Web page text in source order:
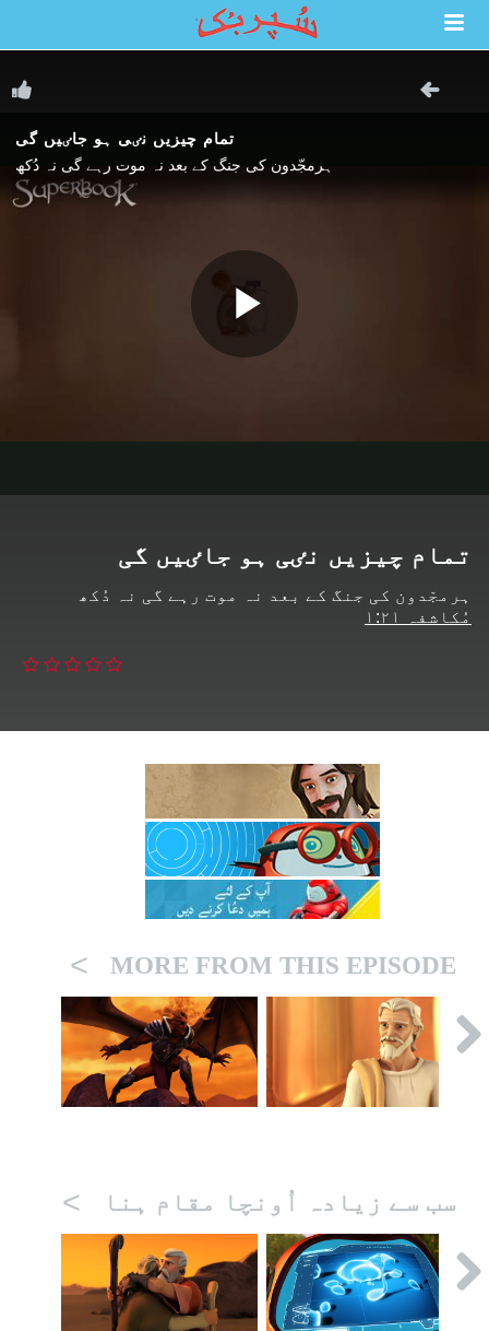
تمام چیزیں نٸی ہو جاٸیں گی
ہرمجّدون کی جنگ کے بعد نہ موت رہے گی نہ دُکھ
مُکاشفہ ۱:۲۱
MORE FROM THIS EPISODE
>
سب سے زیادہ اُونچا مقام ہنا >